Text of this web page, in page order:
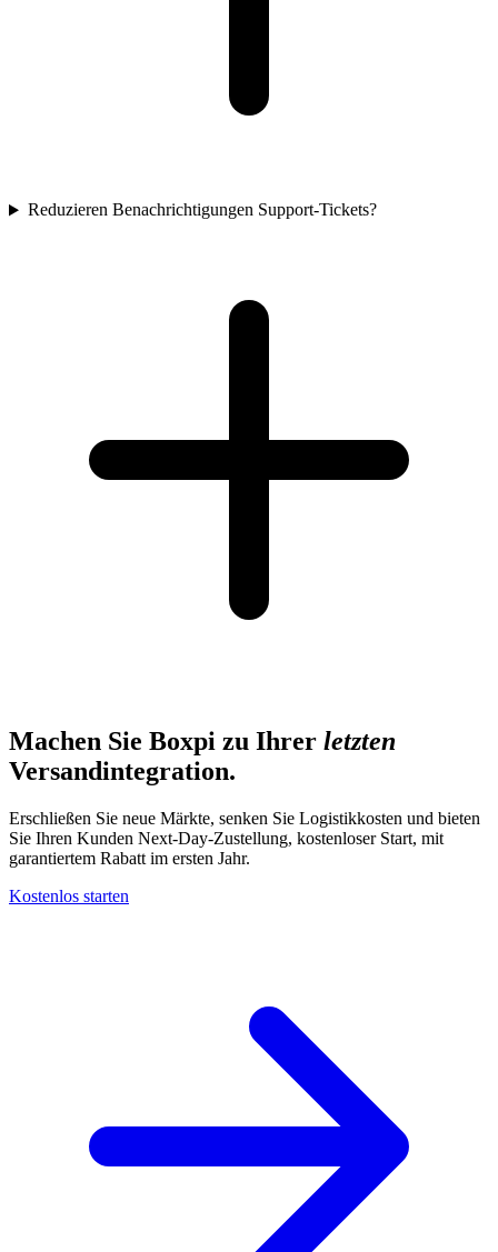
Reduzieren Benachrichtigungen Support-Tickets?
Machen Sie Boxpi zu Ihrer letzten
Versandintegration.
Erschließen Sie neue Märkte, senken Sie Logistikkosten und bieten
Sie Ihren Kunden Next-Day-Zustellung, kostenloser Start, mit
garantiertem Rabatt im ersten Jahr.
Kostenlos starten